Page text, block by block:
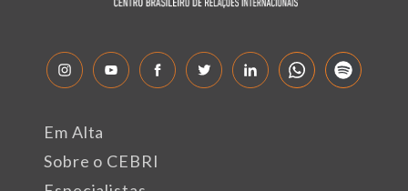
Em Alta
Sobre o CEBRI